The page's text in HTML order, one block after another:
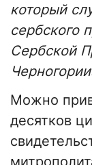
который
сербского
Сербской
Черногории
Можно
десятков